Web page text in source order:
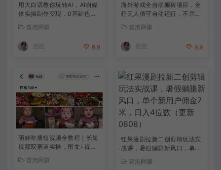
用大白话教你玩转AI，AI自媒
体实操制作变现，0基础也能
冒泡网赚
9.9
海外游戏全自动搬砖项目，全
程无人值守自动运行，不用熬
秘】
冒泡网赚
9.9
萌娃吃播短视频全教程｜长短
视频双赛道实操，图文+视频
零基础保姆式教学，伙伴计
划-收徒-商单等多种变现方式
冒泡网赚
红果漫剧拉新二创剪辑玩法实
战课，暑假躺賺新风口，单个
（更新0808）
冒泡网赚